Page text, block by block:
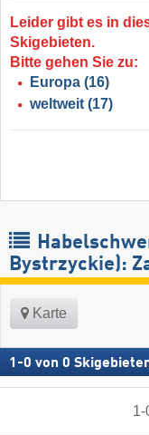
Leider gibt es in
Skigebieten.
Bitte gehen Sie zu:
Europa (16)
weltweit (17)
Bystrzyckie):
Karte
1 -0 von 0
1-